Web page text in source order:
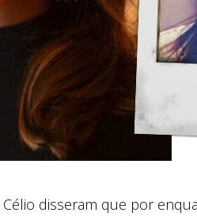
disseram que por